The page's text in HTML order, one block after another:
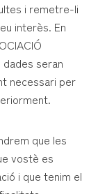
i remetre-li
interès. En
dades seran
necessari per
que les
vostè es
i que tenim el